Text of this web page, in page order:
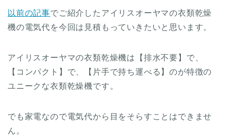
以前の記事でご紹介したアイリスオーヤマの衣類乾燥
機の電気代を今回は見積もっていきたいと思います。
アイリスオーヤマの衣類乾燥機は【排水不要】で、
【コンパクト】で、【片手で持ち運べる】のが特徴の
ユニークな衣類乾燥機です。
でも家電なので電気代から目をそらすことはできませ
ん。